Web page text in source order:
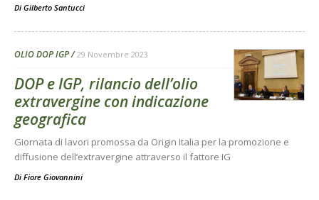
Di Gilberto Santucci
OLIO DOP IGP 29 Novembre 2023
DOP e IGP, rilancio dell’olio
extravergine con indicazione
geografica
Giornata di lavori promossa da Origin Italia per la promozione e
diffusione dell’extravergine attraverso il fattore IG
Di Fiore Giovannini